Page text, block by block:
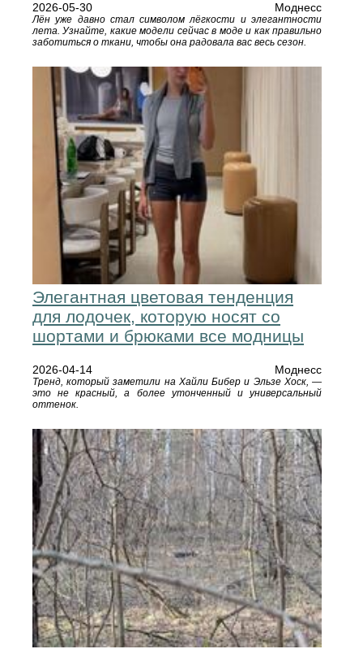
2026-05-30 Моднесс
Лён уже давно стал символом лёгкости и элегантности
лета. Узнайте, какие модели сейчас в моде и как правильно
заботиться о ткани, чтобы она радовала вас весь сезон.
Элегантная цветовая тенденция
для лодочек, которую носят со
шортами и брюками все модницы
2026-04-14 Моднесс
Тренд, который заметили на Хайли Бибер и Эльзе Хоск, —
это не красный, а более утонченный и универсальный
оттенок.